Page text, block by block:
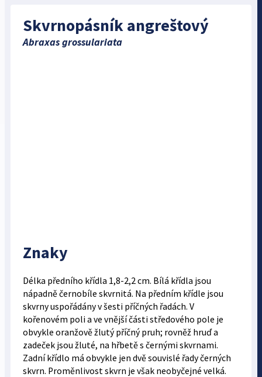
Skvrnopásník angreštový
Abraxas grossulariata
Znaky
Délka předního křídla 1,8-2,2 cm. Bílá křídla jsou
nápadně černobíle skvrnitá. Na předním křídle jsou
skvrny uspořádány v šesti příčných řadách. V
kořenovém poli a ve vnější části středového pole je
obvykle oranžově žlutý příčný pruh; rovněž hruď a
zadeček jsou žluté, na hřbetě s černými skvrnami.
Zadní křídlo má obvykle jen dvě souvislé řady černých
skvrn. Proměnlivost skvrn je však neobyčejné velká.